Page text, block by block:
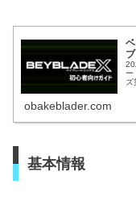
ー
ズ
obakeblader.com
基本情報